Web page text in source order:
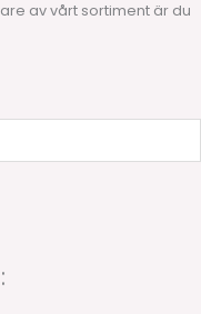
av vårt sortiment är du